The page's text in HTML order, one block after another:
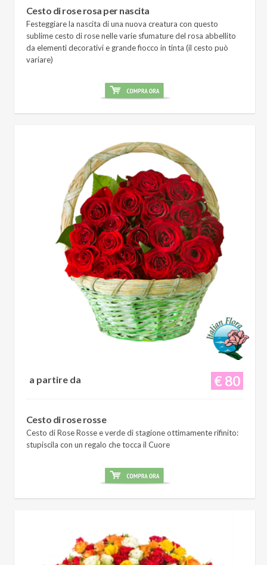
Cesto di rose rosa per nascita
Festeggiare la nascita di una nuova creatura con questo
sublime cesto di rose nelle varie sfumature del rosa abbellito
da elementi decorativi e grande fiocco in tinta (il cesto può
variare)
€ 80
a partire da
Cesto di rose rosse
Cesto di Rose Rosse e verde di stagione ottimamente rifinito:
stupiscila con un regalo che tocca il Cuore